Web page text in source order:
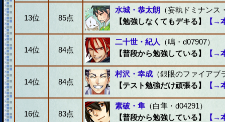
13位 85点
水城・恭太朗 （妄執ドミナンス
【勉強しなくてもデキる】
【→
14位 84点
二十世・紀人
（鳴・d07907）
【普段から勉強している】
【→
14位 84点
村沢・幸成 （銀眼のファイアブ
【テスト勉強だけ頑張る】
【→
16位 83点
素破・隼 （白隼・d04291）
【普段から勉強している】
【→